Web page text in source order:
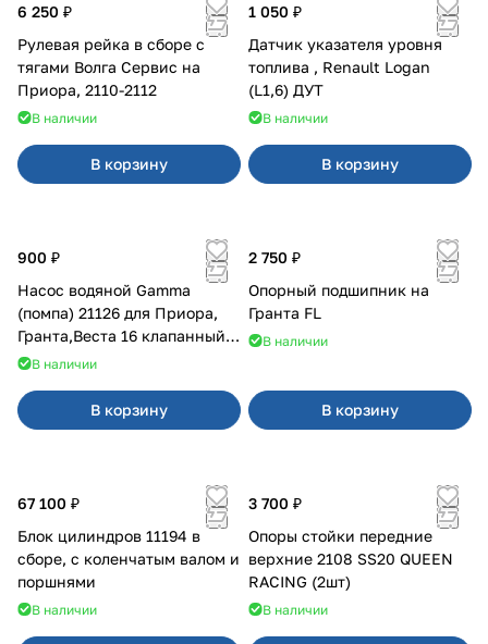
6 250 ₽
Рулевая рейка в сборе с
тягами Волга Сервис на
Приора, 2110-2112
В наличии
В корзину
1 050 ₽
Датчик указателя уровня
топлива , Renault Logan
(L1,6) ДУТ
В наличии
В корзину
900 ₽
Насос водяной Gamma
(помпа) 21126 для Приора,
Гранта,Веста 16 клапанный
двигатель.
В наличии
В корзину
2 750 ₽
Опорный подшипник на
Гранта FL
В наличии
В корзину
67 100 ₽
Блок цилиндров 11194 в
сборе, с коленчатым валом и
поршнями
В наличии
3 700 ₽
Опоры стойки передние
верхние 2108 SS20 QUEEN
RACING (2шт)
В наличии